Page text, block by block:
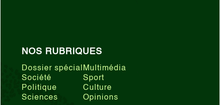
NOS RUBRIQUES
Dossier spécial
Société
Politique
Sciences
Multimédia
Sport
Culture
Opinions